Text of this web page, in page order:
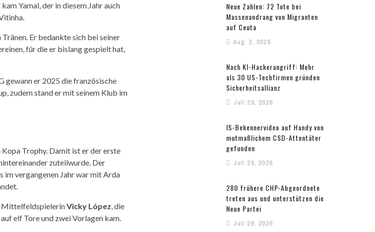
Yamal, der in diesem Jahr auch
Er bedankte sich bei seiner
für die er bislang gespielt hat,
gewann er 2025 die französische
zudem stand er mit seinem Klub im
Trophy. Damit ist er der erste
zuteilwurde. Der
im vergangenen Jahr war mit Arda
MittelfeldspielerinVicky López, die
elf Tore und zwei Vorlagen kam.
Neue Zahlen: 72 Tote bei
Massenandrang von Migranten
auf Ceuta
Aug. 3, 2026
Nach KI-Hackerangriff: Mehr
als 30 US-Techfirmen gründen
Sicherheitsallianz
Juli 29, 2026
IS-Bekennervideo auf Handy von
mutmaßlichem CSD-Attentäter
gefunden
Juli 29, 2026
280 frühere CHP-Abgeordnete
treten aus und unterstützen die
Neue Partei
Juli 28, 2026